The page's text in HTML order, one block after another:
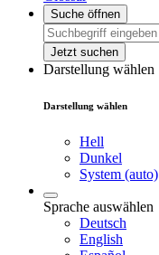
Suche öffnen
Jetzt suchen
Darstellung wählen
Darstellung wählen
Hell
Dunkel
System (auto)
Sprache auswählen
Deutsch
English